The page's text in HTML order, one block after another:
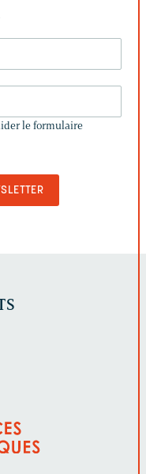
le formulaire